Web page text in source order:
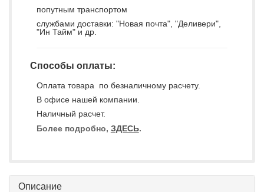
попутным транспортом
службами доставки: "Новая почта", "Деливери",
"Ин Тайм" и др.
Способы оплаты:
Оплата товара по безналичному расчету.
В офисе нашей компании.
Наличный расчет.
Более подробно, ЗДЕСЬ.
Описание